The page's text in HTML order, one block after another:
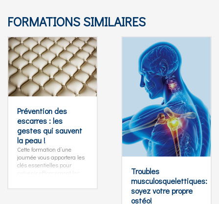
FORMATIONS SIMILAIRES
Prévention des
escarres : les
gestes qui sauvent
la peau !
Cette formation d’une
journée vous apportera les
clés essentielles pour
prévenir efficacement les
Troubles
musculosquelettiques:
soyez votre propre
ostéo!